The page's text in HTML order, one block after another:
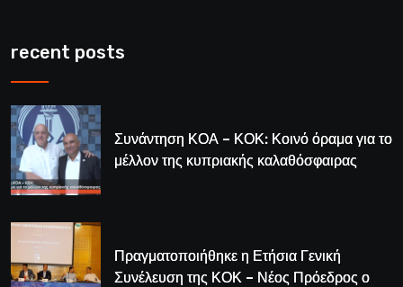
recent posts
Συνάντηση ΚΟΑ – ΚΟΚ: Κοινό όραμα για το
μέλλον της κυπριακής καλαθόσφαιρας
Πραγματοποιήθηκε η Ετήσια Γενική
Συνέλευση της ΚΟΚ – Νέος Πρόεδρος ο